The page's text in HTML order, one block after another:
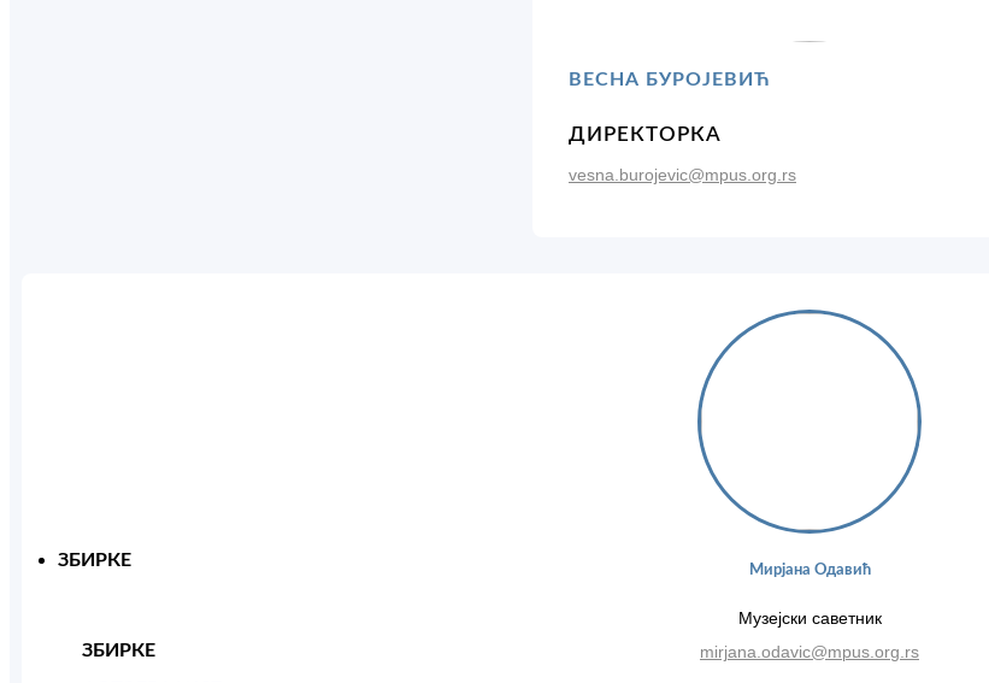
ЗБИРКЕ
ЗБИРКЕ
ВЕСНА БУРОЈЕВИЋ
ДИРЕКТОРКА
vesna.burojevic@mpus.org.rs
Мирјана Одавић
Музејски саветник
mirjana.odavic@mpus.org.rs